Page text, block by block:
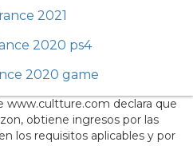
2021
2020 ps4
2020 game
www.cultture.com declara que
obtiene ingresos por las
los requisitos aplicables y por